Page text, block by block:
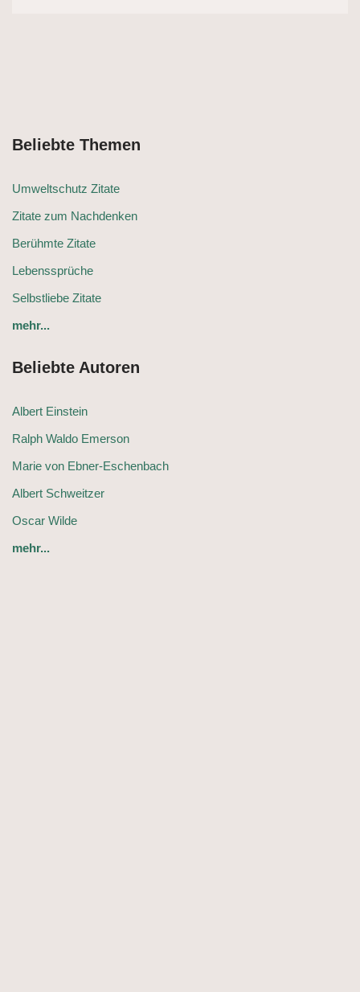
Beliebte Themen
Umweltschutz Zitate
Zitate zum Nachdenken
Berühmte Zitate
Lebenssprüche
Selbstliebe Zitate
mehr...
Beliebte Autoren
Albert Einstein
Ralph Waldo Emerson
Marie von Ebner-Eschenbach
Albert Schweitzer
Oscar Wilde
mehr...